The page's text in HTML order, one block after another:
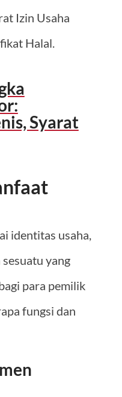
Izin Usaha
Halal.
Syarat
identitas usaha,
yang
para pemilik
fungsi dan